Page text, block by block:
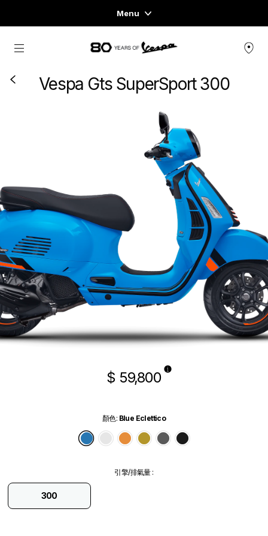
Menu
Home
車型系列
衣服與生活風格
CONCEPT STORE
轉到主要內容
Vespa Gts SuperSport 300
$ 59,800
顏色: Blue Eclettico
Blue Eclettico
White Innocente
Orange Tramonto
Green Ambizioso
Grey Travolgente
Black Convinto
引擎/排氣量 :
300